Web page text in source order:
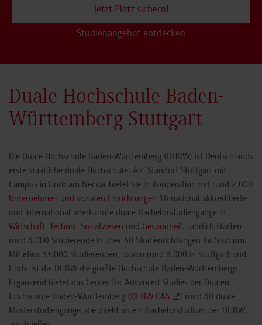
Jetzt Platz sichern!
Studienangebot entdecken
Duale Hochschule Baden-
Württemberg Stuttgart
Die Duale Hochschule Baden-Württemberg (DHBW) ist Deutschlands
erste staatliche duale Hochschule. Am Standort Stuttgart mit
Campus in Horb am Neckar bietet sie in Kooperation mit rund 2.000
Unternehmen und sozialen Einrichtungen 18 national akkreditierte
und international anerkannte duale Bachelorstudiengänge in
Wirtschaft, Technik, Sozialwesen und Gesundheit. Jährlich starten
rund 3.000 Studierende in über 60 Studienrichtungen ihr Studium.
Mit etwa 33.000 Studierenden, davon rund 8.000 in Stuttgart und
Horb, ist die DHBW die größte Hochschule Baden-Württembergs.
Ergänzend bietet das Center for Advanced Studies der Dualen
Hochschule Baden-Württemberg (DHBW CAS
) rund 30 duale
Masterstudiengänge, die direkt an ein Bachelorstudium der DHBW